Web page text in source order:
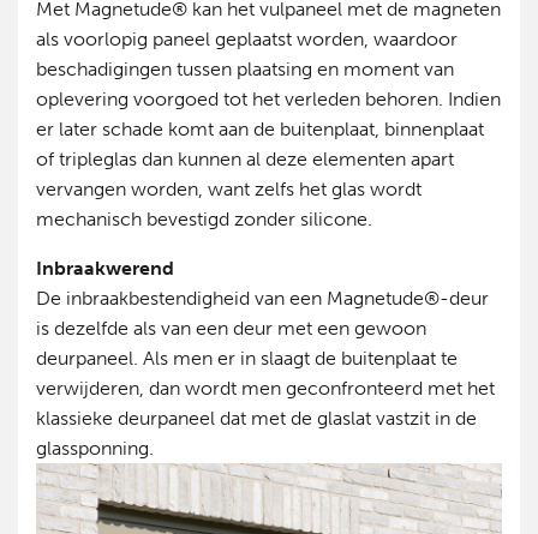
Met Magnetude® kan het vulpaneel met de magneten
als voorlopig paneel geplaatst worden, waardoor
beschadigingen tussen plaatsing en moment van
oplevering voorgoed tot het verleden behoren. Indien
er later schade komt aan de buitenplaat, binnenplaat
of tripleglas dan kunnen al deze elementen apart
vervangen worden, want zelfs het glas wordt
mechanisch bevestigd zonder silicone.
Inbraakwerend
De inbraakbestendigheid van een Magnetude®-deur
is dezelfde als van een deur met een gewoon
deurpaneel. Als men er in slaagt de buitenplaat te
verwijderen, dan wordt men geconfronteerd met het
klassieke deurpaneel dat met de glaslat vastzit in de
glassponning.